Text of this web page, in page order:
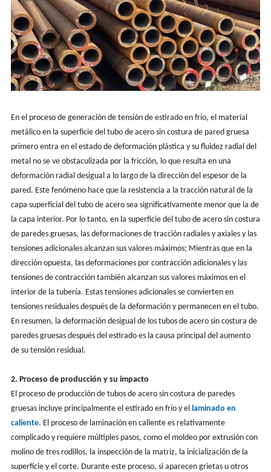
En el proceso de generación de tensión de estirado en frío, el material
metálico en la superficie del tubo de acero sin costura de pared gruesa
primero entra en el estado de deformación plástica y su fluidez radial del
metal no se ve obstaculizada por la fricción, lo que resulta en una
deformación radial desigual a lo largo de la dirección del espesor de la
pared. Este fenómeno hace que la resistencia a la tracción natural de la
capa superficial del tubo de acero sea significativamente menor que la de
la capa interior. Por lo tanto, en la superficie del tubo de acero sin costura
de paredes gruesas, las deformaciones de tracción radiales y axiales y las
tensiones adicionales alcanzan sus valores máximos; Mientras que en la
dirección opuesta, las deformaciones por contracción adicionales y las
tensiones de contracción también alcanzan sus valores máximos en el
interior de la tubería. Estas tensiones adicionales se convierten en
tensiones residuales después de la deformación y permanecen en el tubo.
En resumen, la deformación desigual de los tubos de acero sin costura de
paredes gruesas después del estirado es la causa principal del aumento
de su tensión residual.
2. Proceso de producción y su impacto
El proceso de producción de tubos de acero sin costura de paredes
gruesas incluye principalmente el estirado en frío y el laminado en
caliente. El proceso de laminación en caliente es relativamente
complicado y requiere múltiples pasos, como el moldeo por extrusión con
molino de tres rodillos, la inspección de la matriz, la inicialización de la
superficie y el corte. Durante este proceso, si aparecen grietas u otros